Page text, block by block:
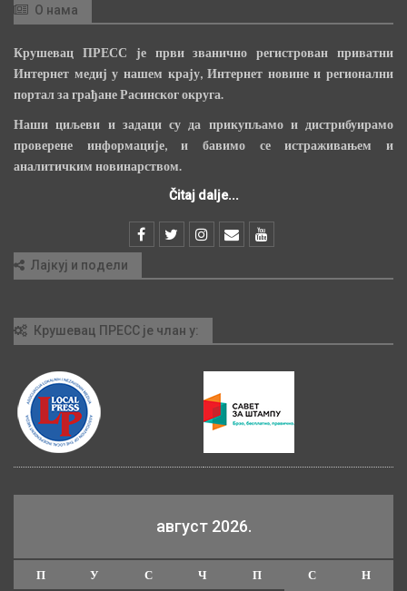
О нама
Крушевац ПРЕСС је први званично регистрован приватни
Интернет медиј у нашем крају, Интернет новине и регионални
портал за грађане Расинског округа.
Наши циљеви и задаци су да прикупљамо и дистрибуирамо
проверене информације, и бавимо се истраживањем и
аналитичким новинарством.
Čitaj dalje...
Лајкуј и подели
Крушевац ПРЕСС је члан у:
август 2026.
П У С Ч П С Н